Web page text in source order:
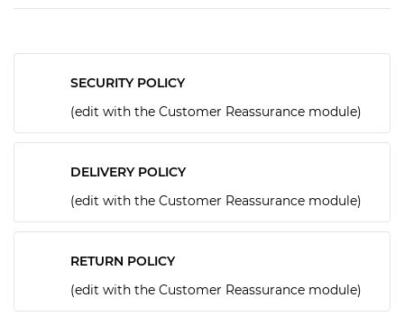
SECURITY POLICY
(edit with the Customer Reassurance module)
DELIVERY POLICY
(edit with the Customer Reassurance module)
RETURN POLICY
(edit with the Customer Reassurance module)